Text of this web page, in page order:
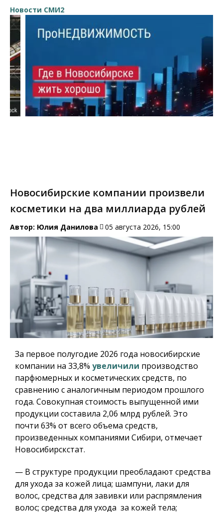
Новости СМИ2
Новосибирские компании произвели
косметики на два миллиарда рублей
Автор: Юлия Данилова 05 августа 2026, 15:00
За первое полугодие 2026 года новосибирские
компании на 33,8% увеличили производство
парфюмерных и косметических средств, по
сравнению с аналогичным периодом прошлого
года. Совокупная стоимость выпущенной ими
продукции составила 2,06 млрд рублей. Это
почти 63% от всего объема средств,
произведенных компаниями Сибири, отмечает
Новосибирскстат.
— В структуре продукции преобладают средства
для ухода за кожей лица; шампуни, лаки для
волос, средства для завивки или распрямления
волос; средства для ухода за кожей тела;